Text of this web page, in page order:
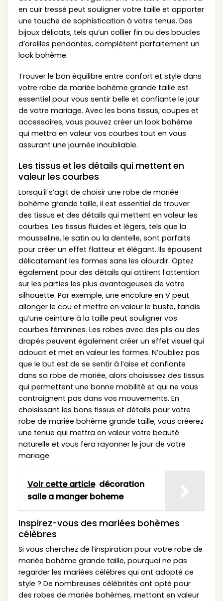
en cuir tressé peut souligner votre taille et apporter
une touche de sophistication à votre tenue. Des
bijoux délicats, tels qu’un collier fin ou des boucles
d’oreilles pendantes, complètent parfaitement un
look bohème.
Trouver le bon équilibre entre confort et style dans
votre robe de mariée bohème grande taille est
essentiel pour vous sentir belle et confiante le jour
de votre mariage. Avec les bons tissus, coupes et
accessoires, vous pouvez créer un look bohème
qui mettra en valeur vos courbes tout en vous
assurant une journée inoubliable.
Les tissus et les détails qui mettent en
valeur les courbes
Lorsqu’il s’agit de choisir une robe de mariée
bohème grande taille, il est essentiel de trouver
des tissus et des détails qui mettent en valeur les
courbes. Les tissus fluides et légers, tels que la
mousseline, le satin ou la dentelle, sont parfaits
pour créer un effet flatteur et élégant. Ils épousent
délicatement les formes sans les alourdir. Optez
également pour des détails qui attirent l’attention
sur les parties les plus avantageuses de votre
silhouette. Par exemple, une encolure en V peut
allonger le cou et mettre en valeur le buste, tandis
qu’une ceinture à la taille peut souligner vos
courbes féminines. Les robes avec des plis ou des
drapés peuvent également créer un effet visuel qui
adoucit et met en valeur les formes. N’oubliez pas
que le but est de se sentir à l’aise et confiante
dans sa robe de mariée, alors choisissez des tissus
qui permettent une bonne mobilité et qui ne vous
contraignent pas dans vos mouvements. En
choisissant les bons tissus et détails pour votre
robe de mariée bohème grande taille, vous créerez
une tenue qui mettra en valeur votre beauté
naturelle et vous fera rayonner le jour de votre
mariage.
Voir cette article décoration
salle a manger boheme
Inspirez-vous des mariées bohèmes
célèbres
Si vous cherchez de l’inspiration pour votre robe de
mariée bohème grande taille, pourquoi ne pas
regarder les mariées célèbres qui ont adopté ce
style ? De nombreuses célébrités ont opté pour
des robes de mariée bohèmes, mettant en valeur